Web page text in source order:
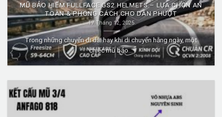
MŨ BẢO HIỂM FULLFACE GS2 HELMETS – LỰA CHỌN AN
TOÀN & PHONG CÁCH CHO DÂN PHƯỢT
17 Tháng 12, 2025
Trong những chuyến đi dài hay khi di chuyển hằng ngày, một
chiếc mũ bảo...